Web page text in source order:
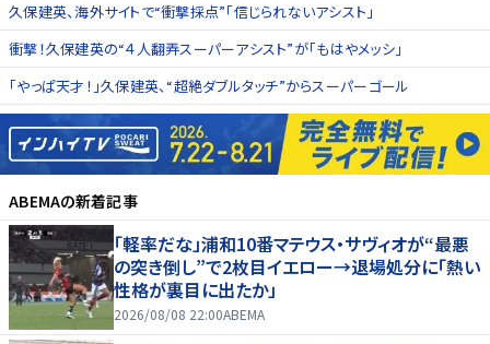
久保建英、海外サイトで“衝撃採点”「信じられないアシスト」
衝撃！久保建英の“４人翻弄スーパーアシスト”が「もはやメッシ」
「やっぱ天才！」久保建英、“超絶ダブルタッチ”からスーパーゴール
ABEMAの新着記事
「軽率だな」浦和10番マテウス・サヴィオが“最悪
の突き倒し”で2枚目イエロー→退場処分に「熱い
性格が裏目に出たか」
2026/08/08 22:00ABEMA